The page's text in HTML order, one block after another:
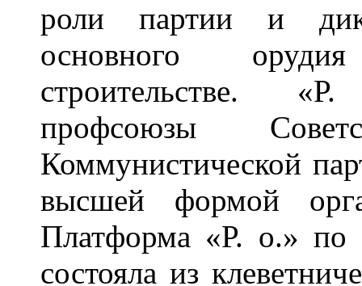
роли партии и
основного
строительстве.
профсоюзы
Коммунистической
высшей формой
Платформа «Р. о.» по
состояла из